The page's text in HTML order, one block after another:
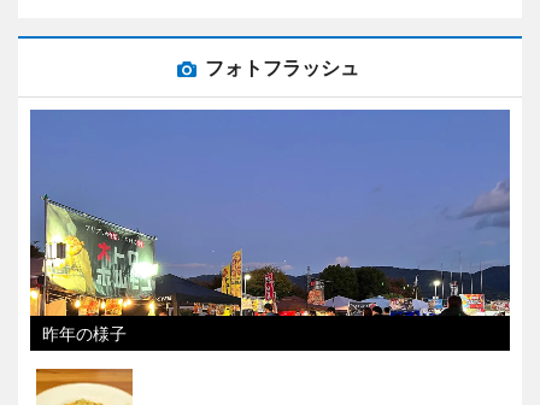
フォトフラッシュ
昨年の様子